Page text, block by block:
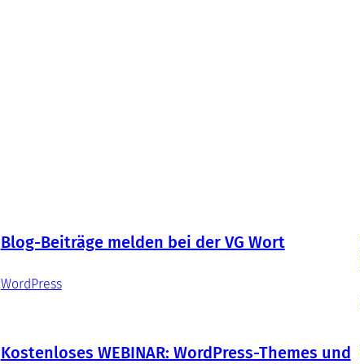
Blog-Beiträge melden bei der VG Wort
WordPress
Kostenloses WEBINAR: WordPress-Themes und